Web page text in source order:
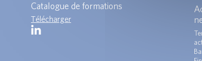
Catalogue de formations
Télécharger